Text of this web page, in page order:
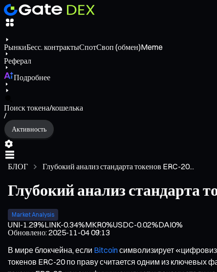
РынкиБесс. контрактыСпотСвоп (обмен)Meme
Реферал
Подробнее
Поиск токена/кошелька
/
Активность
БЛОГ Глубокий анализ стандарта токенов ERC-20...
Глубокий анализ стандарта
Market Analysis
UNI-1.29%LINK-0.34%MKR0%USDC-0.02%DAI0%
Обновлено:2025-11-04 09:13
В мире блокчейна, если Bitcoinсимволизирует
токенов ERC-20 по праву считается одним из ключевых